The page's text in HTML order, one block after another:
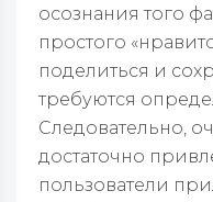
осознания того
простого
поделиться и
требуются
Следовательно,
достаточно
пользователи